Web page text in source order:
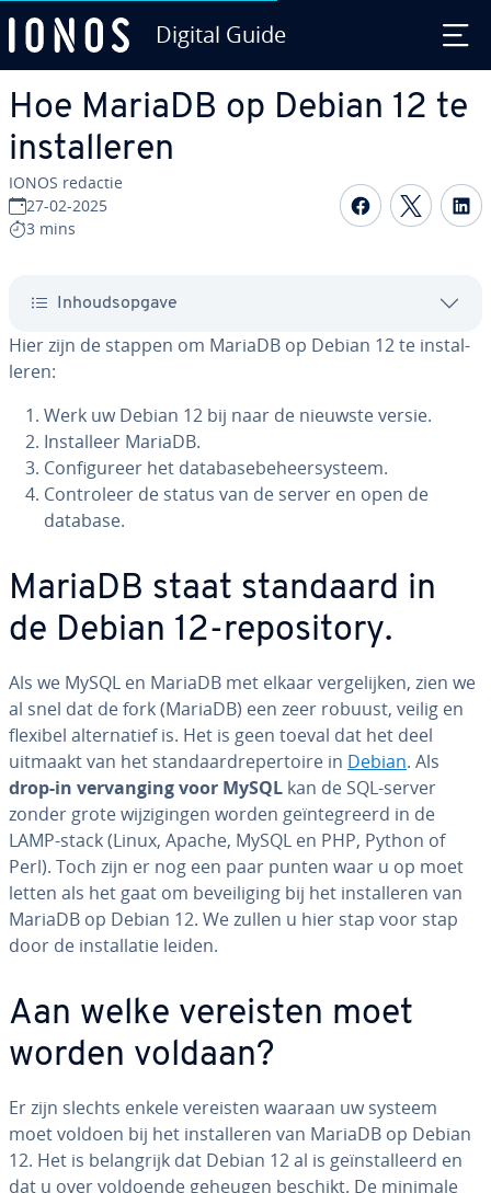
Digital Guide
Hoe MariaDB op Debian 12 te
in­stal­le­ren
IONOS redactie
27-02-2025
3 mins
Delen op
In­houds­op­ga­ve
Hier zijn de stappen om MariaDB op Debian 12 te in­stal­
le­ren:
Werk uw Debian 12 bij naar de nieuwste versie.
In­stal­leer MariaDB.
Con­fi­gu­reer het da­ta­ba­se­be­heer­sys­teem.
Con­tro­leer de status van de server en open de
database.
MariaDB staat standaard in
de Debian 12-re­po­si­to­ry.
Als we MySQL en MariaDB met elkaar ver­ge­lij­ken, zien we
al snel dat de fork (MariaDB) een zeer robuust, veilig en
flexibel al­ter­na­tief is. Het is geen toeval dat het deel
uitmaakt van het stan­daard­re­per­toi­re in Debian. Als
drop-in ver­van­ging voor MySQL kan de SQL-server
zonder grote wij­zi­gin­gen worden ge­ïn­te­greerd in de
LAMP-stack (Linux, Apache, MySQL en PHP, Python of
Perl). Toch zijn er nog een paar punten waar u op moet
letten als het gaat om be­vei­li­ging bij het in­stal­le­ren van
MariaDB op Debian 12. We zullen u hier stap voor stap
door de in­stal­la­tie leiden.
Aan welke vereisten moet
worden voldaan?
Er zijn slechts enkele vereisten waaraan uw systeem
moet voldoen bij het in­stal­le­ren van MariaDB op Debian
12. Het is be­lang­rijk dat Debian 12 al is ge­ïn­stal­leerd en
dat u over voldoende geheugen beschikt. De minimale